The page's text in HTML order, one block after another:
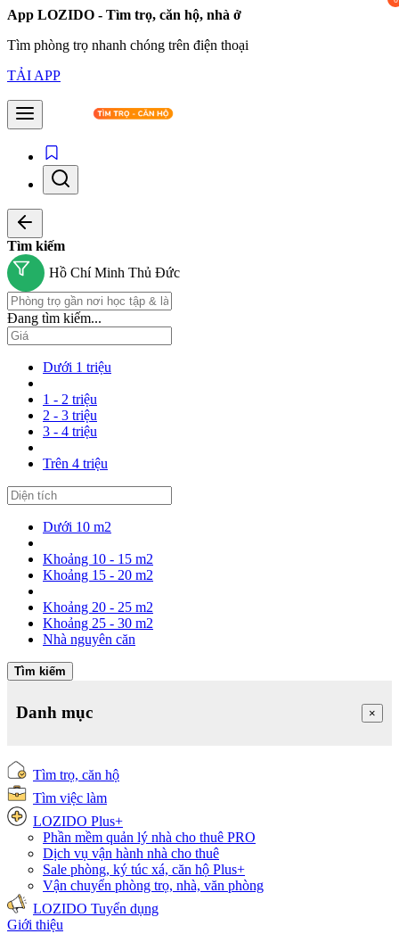
App LOZIDO - Tìm trọ, căn hộ, nhà ở
Tìm phòng trọ nhanh chóng trên điện thoại
TẢI APP
Tìm kiếm
Hồ Chí Minh Thủ Đức
Đang tìm kiếm...
Dưới 1 triệu
1 - 2 triệu
2 - 3 triệu
3 - 4 triệu
Trên 4 triệu
Dưới 10 m2
Khoảng 10 - 15 m2
Khoảng 15 - 20 m2
Khoảng 20 - 25 m2
Khoảng 25 - 30 m2
Nhà nguyên căn
Tìm kiếm
Danh mục ×
Tìm trọ, căn hộ
Tìm việc làm
LOZIDO Plus+
Phần mềm quản lý nhà cho thuê PRO
Dịch vụ vận hành nhà cho thuê
Sale phòng, ký túc xá, căn hộ Plus+
Vận chuyển phòng trọ, nhà, văn phòng
LOZIDO Tuyển dụng
Giới thiệu